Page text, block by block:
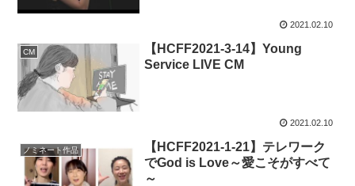
2021.02.10
CM
【HCFF2021-3-14】Young
Service LIVE CM
2021.02.10
ノミネート作品
【HCFF2021-1-21】テレワーク
でGod is Love～愛こそがすべて
～